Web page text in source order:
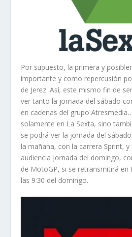
Por supuesto, la primera y
importante y como repercusión
de Jerez. Así, este mismo fin de
ver tanto la jornada del sábado
en cadenas del grupo
solamente en La Sexta, sino
se podrá ver la jornada del
la mañana, con la carrera Sprint,
audiencia jornada del domingo,
de MotoGP, si se retransmitirá en
las 9:30 del domingo.